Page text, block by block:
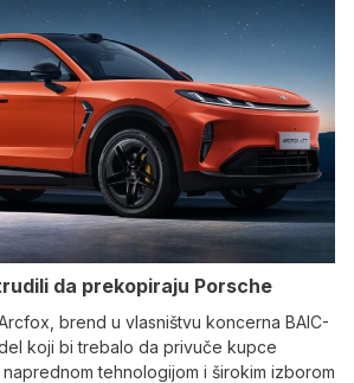
da prekopiraju Porsche
brend u vlasništvu koncerna BAIC-
koji bi trebalo da privuče kupce
tehnologijom i širokim izborom